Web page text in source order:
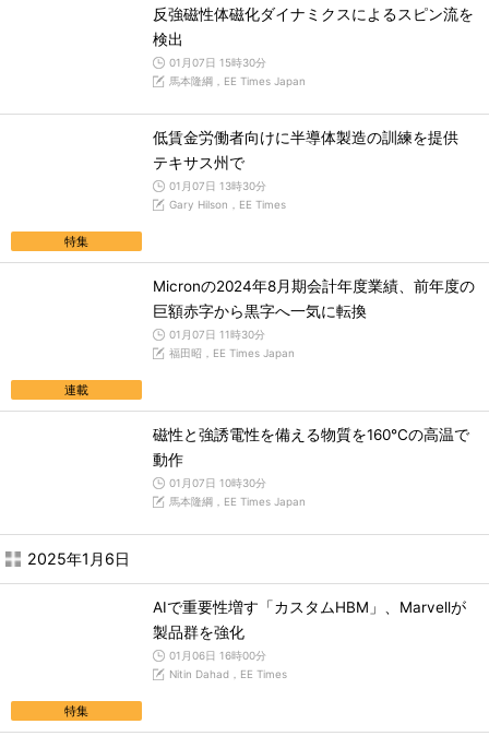
反強磁性体磁化ダイナミクスによるスピン流を
検出
01月07日 15時30分
馬本隆綱，EE Times Japan
特集
低賃金労働者向けに半導体製造の訓練を提供
テキサス州で
01月07日 13時30分
Gary Hilson，EE Times
連載
Micronの2024年8月期会計年度業績、前年度の
巨額赤字から黒字へ一気に転換
01月07日 11時30分
福田昭，EE Times Japan
磁性と強誘電性を備える物質を160℃の高温で
動作
01月07日 10時30分
馬本隆綱，EE Times Japan
2025年1月6日
特集
AIで重要性増す「カスタムHBM」、Marvellが
製品群を強化
01月06日 16時00分
Nitin Dahad，EE Times